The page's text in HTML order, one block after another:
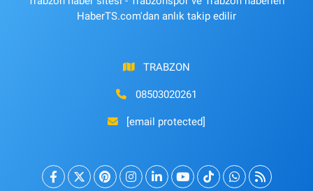
HaberTS.com'dan anlık takip edilir
TRABZON
08503020261
[email protected]